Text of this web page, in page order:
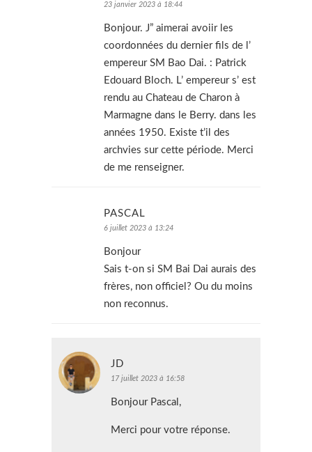
23 janvier 2023 à 18:44
Bonjour. J” aimerai avoiir les
coordonnées du dernier fils de l’
empereur SM Bao Dai. : Patrick
Edouard Bloch. L’ empereur s’ est
rendu au Chateau de Charon à
Marmagne dans le Berry. dans les
années 1950. Existe t’il des
archvies sur cette période. Merci
de me renseigner.
PASCAL
6 juillet 2023 à 13:24
Bonjour
Sais t-on si SM Bai Dai aurais des
frères, non officiel? Ou du moins
non reconnus.
JD
17 juillet 2023 à 16:58
Bonjour Pascal,
Merci pour votre réponse.